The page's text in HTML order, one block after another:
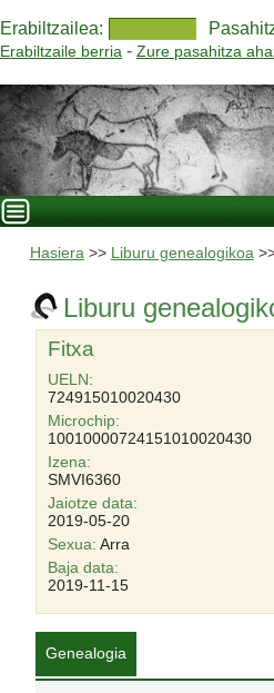
Erabiltzailea:
Erabiltzaile berria - Zure pasahitza
Hasiera>> Liburu genealogikoa
Liburu
Fitxa
UELN:
724915010020430
Microchip:
10010000724151010020430
Izena:
SMVI6360
Jaiotze data:
2019-05-20
Sexua: Arra
Baja data:
2019-11-15
Genealogia